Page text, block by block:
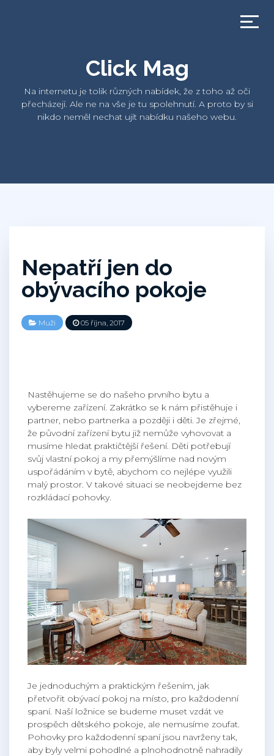
Click Mag
Na internetu je tolik různých nabídek, že z toho až oči
přecházejí. Ale ne na vše je tu spolehnutí. A proto by si
nikdo neměl nechat ujít nabídku našeho webu.
Nepatří jen do
obývacího pokoje
Muži 05 října, 2017
Nastěhujeme se do našeho prvního bytu a
vybereme zařízení. Zakrátko se k nám přistěhuje i
partner, nebo partnerka a později i děti. Je zřejmé,
že původní zařízení bytu již nemůže vyhovovat a
musíme hledat praktičtější řešení. Děti potřebují
svůj vlastní pokoj a my přemýšlíme nad novým
uspořádáním v bytě, abychom co nejlépe využili
malý prostor. V takové situaci se neobejdeme bez
rozkládací pohovky.
Je jednoduchým a praktickým řešením, jak
přetvořit obývací pokoj na místo, pro každodenní
spaní. Naší ložnice se budeme muset vzdát ve
prospěch dětského pokoje, ale nemusíme zoufat.
Pohovky pro každodenní spaní jsou navrženy tak,
aby byly velmi pohodlné a plnohodnotně nahradily